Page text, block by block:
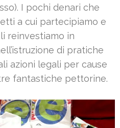
I pochi denari che
a cui partecipiamo e
reinvestiamo in
di pratiche
azioni legali per cause
fantastiche pettorine.